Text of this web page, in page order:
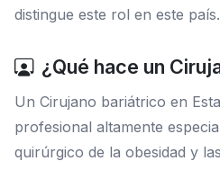
distingue este rol en este país.
¿Qué hace un
Un Cirujano bariátrico en
profesional altamente
quirúrgico de la obesidad y